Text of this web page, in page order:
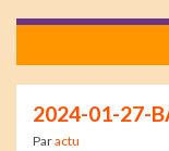
2024-01-27-
Paractu